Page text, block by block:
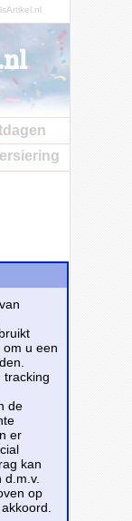
om u een
tracking
de
er
kan
op